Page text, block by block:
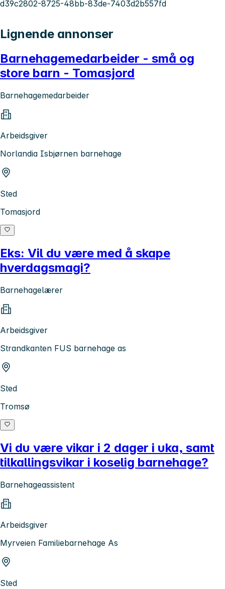
d39c2802-8725-48bb-83de-7403d2b557fd
Lignende annonser
Barnehagemedarbeider - små og
store barn - Tomasjord
Barnehagemedarbeider
Arbeidsgiver
Norlandia Isbjørnen barnehage
Sted
Tomasjord
Eks: Vil du være med å skape
hverdagsmagi?
Barnehagelærer
Arbeidsgiver
Strandkanten FUS barnehage as
Sted
Tromsø
Vi du være vikar i 2 dager i uka, samt
tilkallingsvikar i koselig barnehage?
Barnehageassistent
Arbeidsgiver
Myrveien Familiebarnehage As
Sted